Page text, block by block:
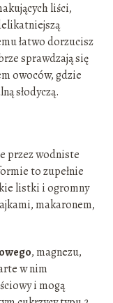
liści,
łatwo dorzucisz
sprawdzają się
owoców, gdzie
słodyczą.
przez wodniste
to zupełnie
listki i ogromny
makaronem,
, magnezu,
w nim
i mogą